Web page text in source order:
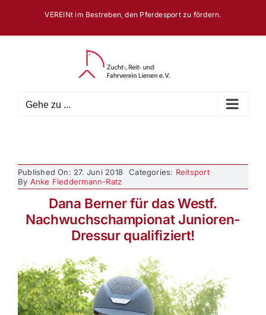
springen
VEREINt im Bestreben, den Pferdesport zu fördern.
Gehe zu ...
Published On: 27. Juni 2018 Categories: Reitsport
By Anke Fleddermann-Ratz
Dana Berner für das Westf.
Nachwuchschampionat Junioren-
Dressur qualifiziert!